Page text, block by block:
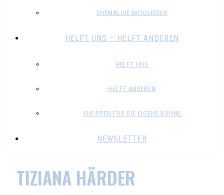
EHEMALIGE MITGLIEDER
HELFT UNS – HELFT ANDEREN
HELFT UNS
HELFT ANDEREN
SHOPPEN FÜR DIE EIGENE BÜHNE
NEWSLETTER
TIZIANA HÄRDER